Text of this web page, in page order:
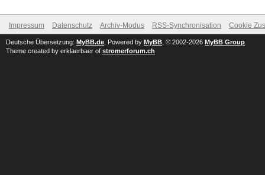
Impressum Datenschutz Archiv-Modus RSS-Synchronisation Cookie
Deutsche Übersetzung: MyBB.de , Powered by MyBB , © 2002-2026 MyBB Group
Theme created by erklaerbaer of stromerforum.ch